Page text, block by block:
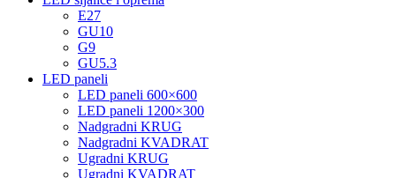
E27
GU10
G9
GU5.3
LED paneli
LED paneli 600×600
LED paneli 1200×300
Nadgradni KRUG
Nadgradni KVADRAT
Ugradni KRUG
Ugradni KVADRAT